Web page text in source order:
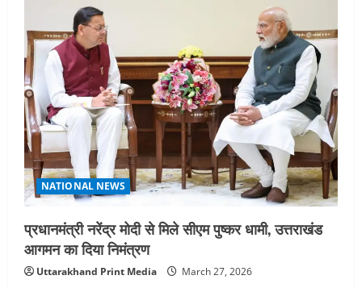
NATIONAL NEWS
प्रधानमंत्री नरेंद्र मोदी से मिले सीएम पुष्कर धामी, उत्तराखंड
आगमन का दिया निमंत्रण
Uttarakhand Print Media March 27, 2026